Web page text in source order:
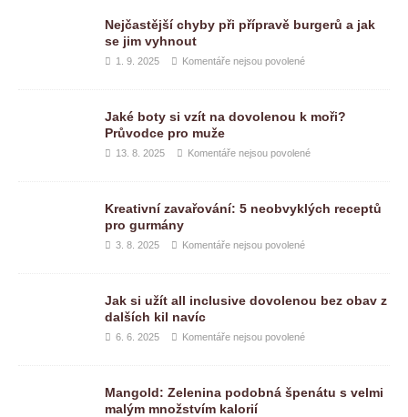
Nejčastější chyby při přípravě burgerů a jak
se jim vyhnout
1. 9. 2025 Komentáře nejsou povolené
Jaké boty si vzít na dovolenou k moři?
Průvodce pro muže
13. 8. 2025 Komentáře nejsou povolené
Kreativní zavařování: 5 neobvyklých receptů
pro gurmány
3. 8. 2025 Komentáře nejsou povolené
Jak si užít all inclusive dovolenou bez obav z
dalších kil navíc
6. 6. 2025 Komentáře nejsou povolené
Mangold: Zelenina podobná špenátu s velmi
malým množstvím kalorií